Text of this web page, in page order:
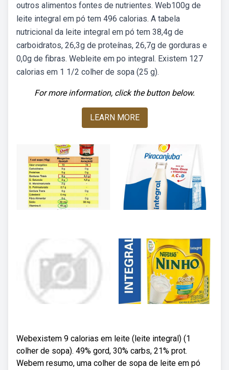
outros alimentos fontes de nutrientes. Web100g de
leite integral em pó tem 496 calorias. A tabela
nutricional da leite integral em pó tem 38,4g de
carboidratos, 26,3g de proteínas, 26,7g de gorduras e
0,0g de fibras. Webleite em po integral. Existem 127
calorias em 1 1/2 colher de sopa (25 g).
For more information, click the button below.
LEARN MORE
Webexistem 9 calorias em leite (leite integral) (1
colher de sopa). 49% gord, 30% carbs, 21% prot.
Webem resumo, uma colher de sopa de leite em pó